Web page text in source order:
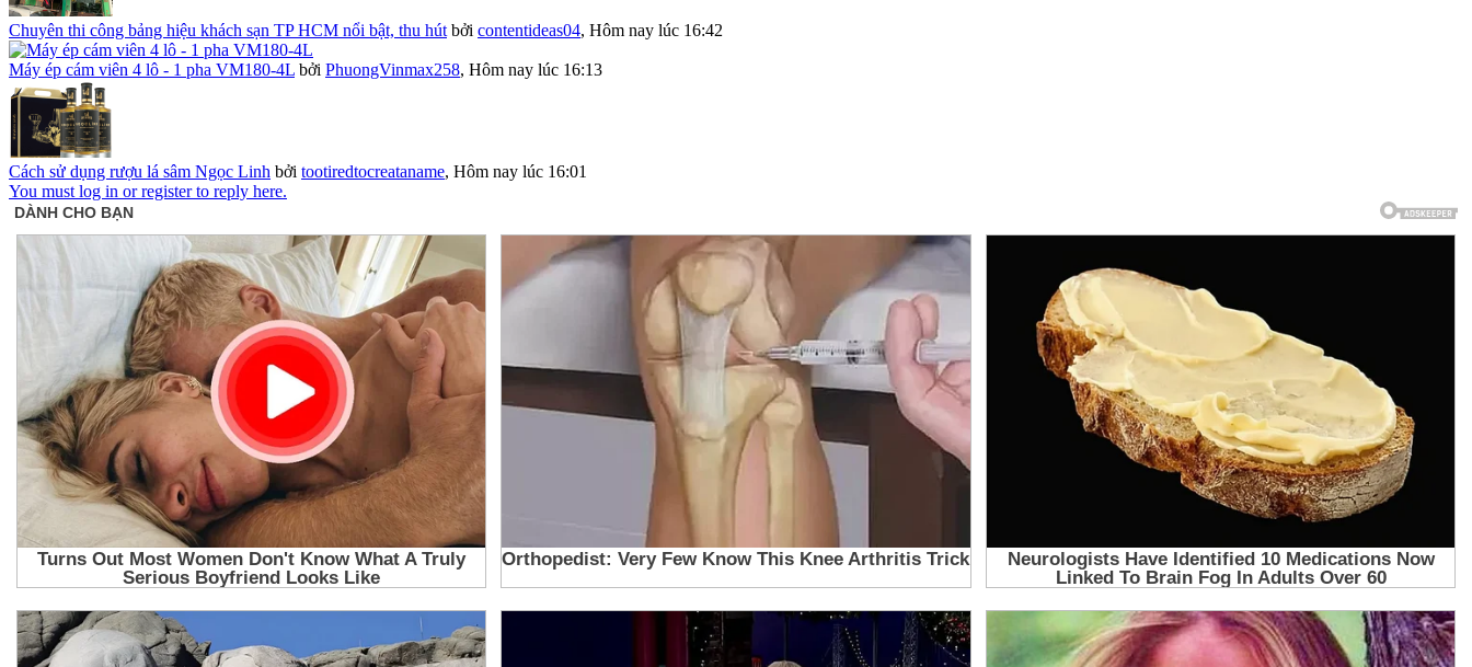
Chuyên thi công bảng hiệu khách sạn TP HCM nổi bật, thu hút bởi contentideas04, Hôm nay lúc 16:42
Máy ép cám viên 4 lô - 1 pha VM180-4L bởi PhuongVinmax258, Hôm nay lúc 16:13
Cách sử dụng rượu lá sâm Ngọc Linh bởi tootiredtocreataname, Hôm nay lúc 16:01
You must log in or register to reply here.